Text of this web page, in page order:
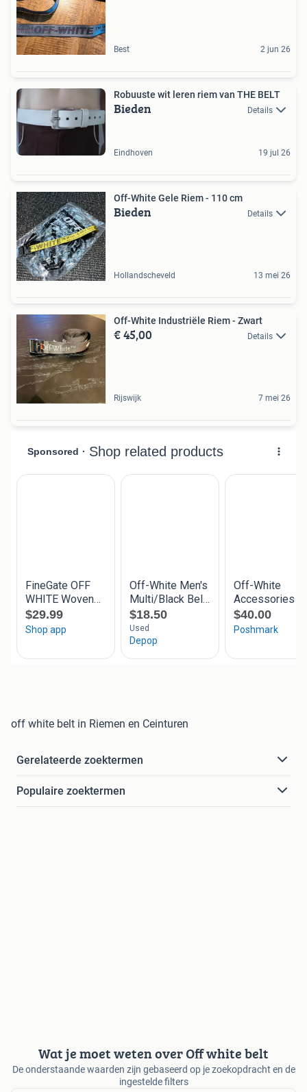
Best 2 jun 26
Robuuste wit leren riem van THE BELT
Bieden Details
Eindhoven 19 jul 26
Off-White Gele Riem - 110 cm
Bieden Details
Hollandscheveld 13 mei 26
Off-White Industriële Riem - Zwart
€ 45,00 Details
Rijswijk 7 mei 26
off white belt in Riemen en Ceinturen
Gerelateerde zoektermen
Populaire zoektermen
Wat je moet weten over Off white belt
De onderstaande waarden zijn gebaseerd op je zoekopdracht en de
ingestelde filters